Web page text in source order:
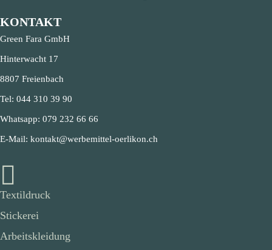
KONTAKT
Green Fara GmbH
Hinterwacht 17
8807 Freienbach
Tel: 044 310 39 90
Whatsapp: 079 232 66 66
E-Mail: kontakt@werbemittel-oerlikon.ch

Textildruck
Stickerei
Arbeitskleidung